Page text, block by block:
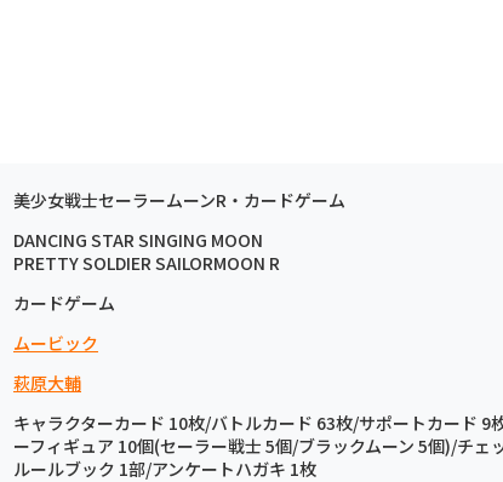
美少女戦士セーラームーンR・カードゲーム
DANCING STAR SINGING MOON
PRETTY SOLDIER SAILORMOON R
カードゲーム
ムービック
萩原大輔
キャラクターカード 10枚/バトルカード 63枚/サポートカード
ーフィギュア 10個(セーラー戦士 5個/ブラックムーン 5個)/チ
ルールブック 1部/アンケートハガキ 1枚